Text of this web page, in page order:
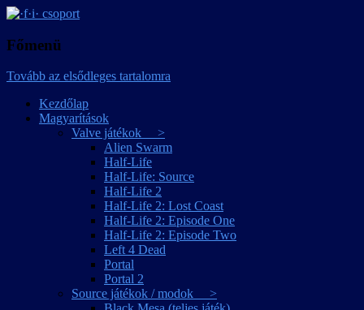
·f·i· csoport
Főmenü
Tovább az elsődleges tartalomra
Kezdőlap
Magyarítások
Valve játékok >
Alien Swarm
Half-Life
Half-Life: Source
Half-Life 2
Half-Life 2: Lost Coast
Half-Life 2: Episode One
Half-Life 2: Episode Two
Left 4 Dead
Portal
Portal 2
Source játékok / modok >